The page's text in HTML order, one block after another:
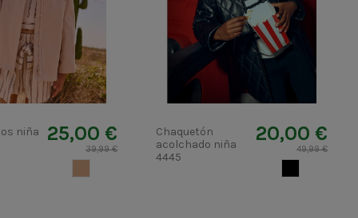
niña
25,00 €
39,99 €
Chaquetón
acolchado niña
4445
20,00 €
49,99 €